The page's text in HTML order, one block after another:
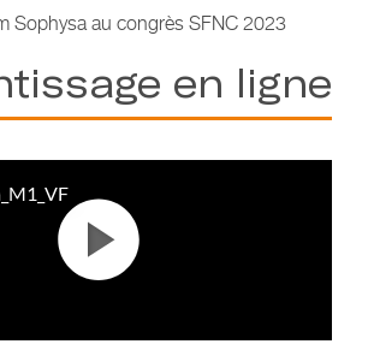
Sophysa au congrès SFNC 2023
en ligne